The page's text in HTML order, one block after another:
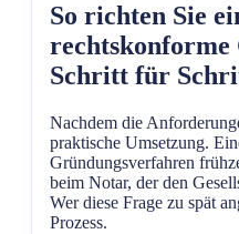
So richten Sie
rechtskonforme
Schritt für
Nachdem die
praktische Umsetzung.
Gründungsverfahren
beim Notar, der den
Wer diese Frage zu spät
Prozess.